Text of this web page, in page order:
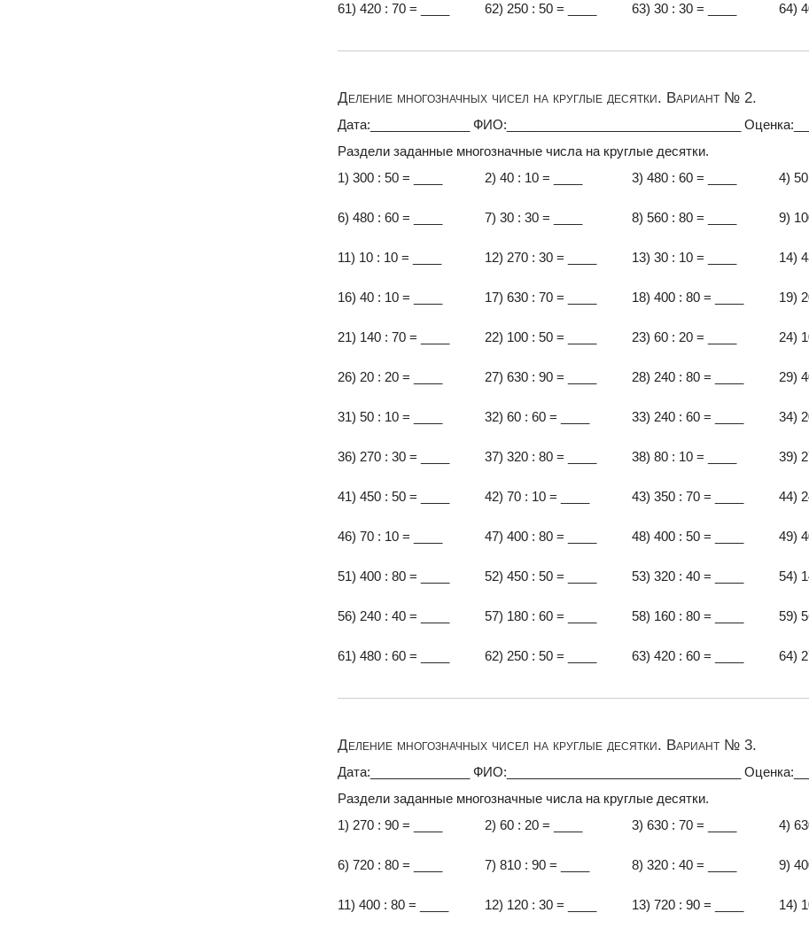
61) 420 : 70 = ____ 62) 250 : 50 = ____ 63) 30 : 30 = ____ 64)
Деление многозначных чисел на круглые десятки. Вариант № 2.
Дата:______________ ФИО:_________________________________
Раздели заданные многозначные числа на круглые десятки.
1) 300 : 50 = ____
2) 40 : 10 = ____ 3) 480 : 60 = ____ 4) 50
6) 480 : 60 = ____ 7) 30 : 30 = ____ 8) 560 : 80 = ____ 9)
11) 10 : 10 = ____ 12) 270 : 30 = ____ 13) 30 : 10 = ____ 14)
16) 40 : 10 = ____ 17) 630 : 70 = ____ 18) 400 : 80 = ____ 19)
21) 140 : 70 = ____ 22) 100 : 50 = ____ 23) 60 : 20 = ____ 24)
26) 20 : 20 = ____ 27) 630 : 90 = ____ 28) 240 : 80 = ____ 29)
31) 50 : 10 = ____ 32) 60 : 60 = ____ 33) 240 : 60 = ____ 34)
36) 270 : 30 = ____ 37) 320 : 80 = ____ 38) 80 : 10 = ____ 39)
41) 450 : 50 = ____ 42) 70 : 10 = ____ 43) 350 : 70 = ____ 44)
46) 70 : 10 = ____ 47) 400 : 80 = ____ 48) 400 : 50 = ____ 49)
51) 400 : 80 = ____ 52) 450 : 50 = ____ 53) 320 : 40 = ____ 54)
56) 240 : 40 = ____ 57) 180 : 60 = ____ 58) 160 : 80 = ____ 59)
61) 480 : 60 = ____ 62) 250 : 50 = ____ 63) 420 : 60 = ____ 64)
Деление многозначных чисел на круглые десятки. Вариант № 3.
Дата:______________ ФИО:_________________________________
Раздели заданные многозначные числа на круглые десятки.
1) 270 : 90 = ____
2) 60 : 20 = ____ 3) 630 : 70 = ____ 4)
6) 720 : 80 = ____ 7) 810 : 90 = ____ 8) 320 : 40 = ____ 9)
11) 400 : 80 = ____ 12) 120 : 30 = ____ 13) 720 : 90 = ____ 14)